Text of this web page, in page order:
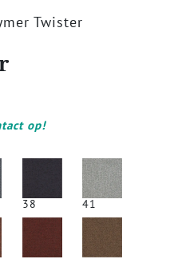
Twister
op!
38 41